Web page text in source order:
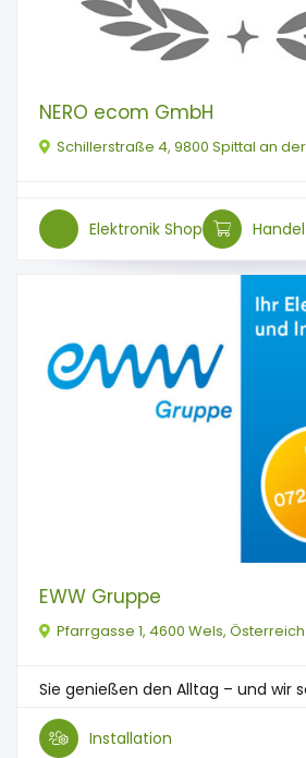
NERO ecom GmbH
Schillerstraße 4, 9800 Spittal an
Elektronik Shop Handel
EWW Gruppe
Pfarrgasse 1, 4600 Wels, Österreich
Sie genießen den Alltag – und wir
Installation